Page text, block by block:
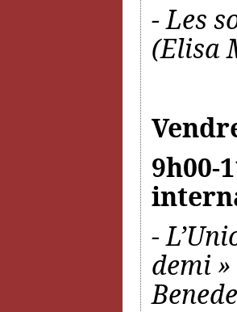
- Les
(Elisa
9h00-
-
demi